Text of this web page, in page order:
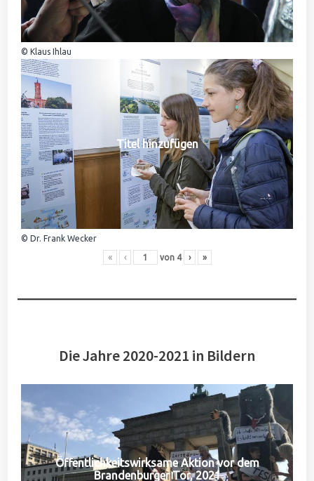
© Klaus Ihlau
Titel hinzufügen
© Dr. Frank Wecker
« ‹ von 4 › »
Die Jahre 2020-2021 in Bildern
Öffentlichkeitswirksame Aktion vor dem
Brandenburger Tor, 2021